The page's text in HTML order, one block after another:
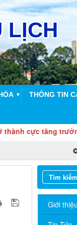
▼ THÔNG TIN
cực tăng trưởng
Giới thiệu